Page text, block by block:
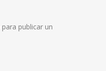
para publicar un